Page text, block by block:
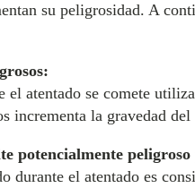
su peligrosidad. A
atentado se comete
incrementa la gravedad
potencialmente
el atentado es